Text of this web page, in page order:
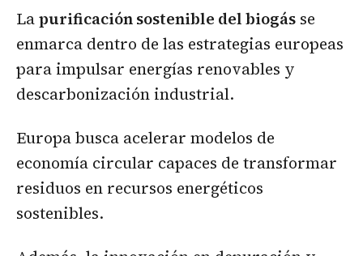
Lapurificación sostenible del biogás se
enmarca dentro de las estrategias europeas
para impulsar energías renovables y
descarbonización industrial.
Europa busca acelerar modelos de
economía circular capaces de transformar
residuos en recursos energéticos
sostenibles.